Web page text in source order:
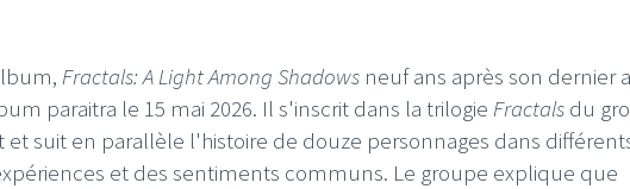
Fractals: A Light Among Shadows neuf ans après son dernier
paraitra le 15 mai 2026. Il s'inscrit dans la trilogie Fractals du
suit en parallèle l'histoire de douze personnages dans
et des sentiments communs. Le groupe explique que